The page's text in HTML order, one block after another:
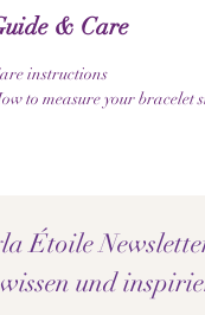
& Care
instructions
to measure your bracelet
Étoile
und